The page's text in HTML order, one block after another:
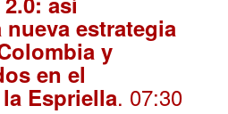
estrategia
y
en el
Espriella. 07:30